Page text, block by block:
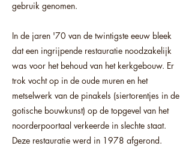
gebruik genomen.
In de jaren '70 van de twintigste eeuw bleek
dat een ingrijpende restauratie noodzakelijk
was voor het behoud van het kerkgebouw. Er
trok vocht op in de oude muren en het
metselwerk van de pinakels (siertorentjes in de
gotische bouwkunst) op de topgevel van het
noorderpoortaal verkeerde in slechte staat.
Deze restauratie werd in 1978 afgerond.